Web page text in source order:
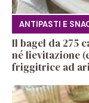
ANTIPASTI E
Il bagel da 275
né lievitazione
friggitrice ad